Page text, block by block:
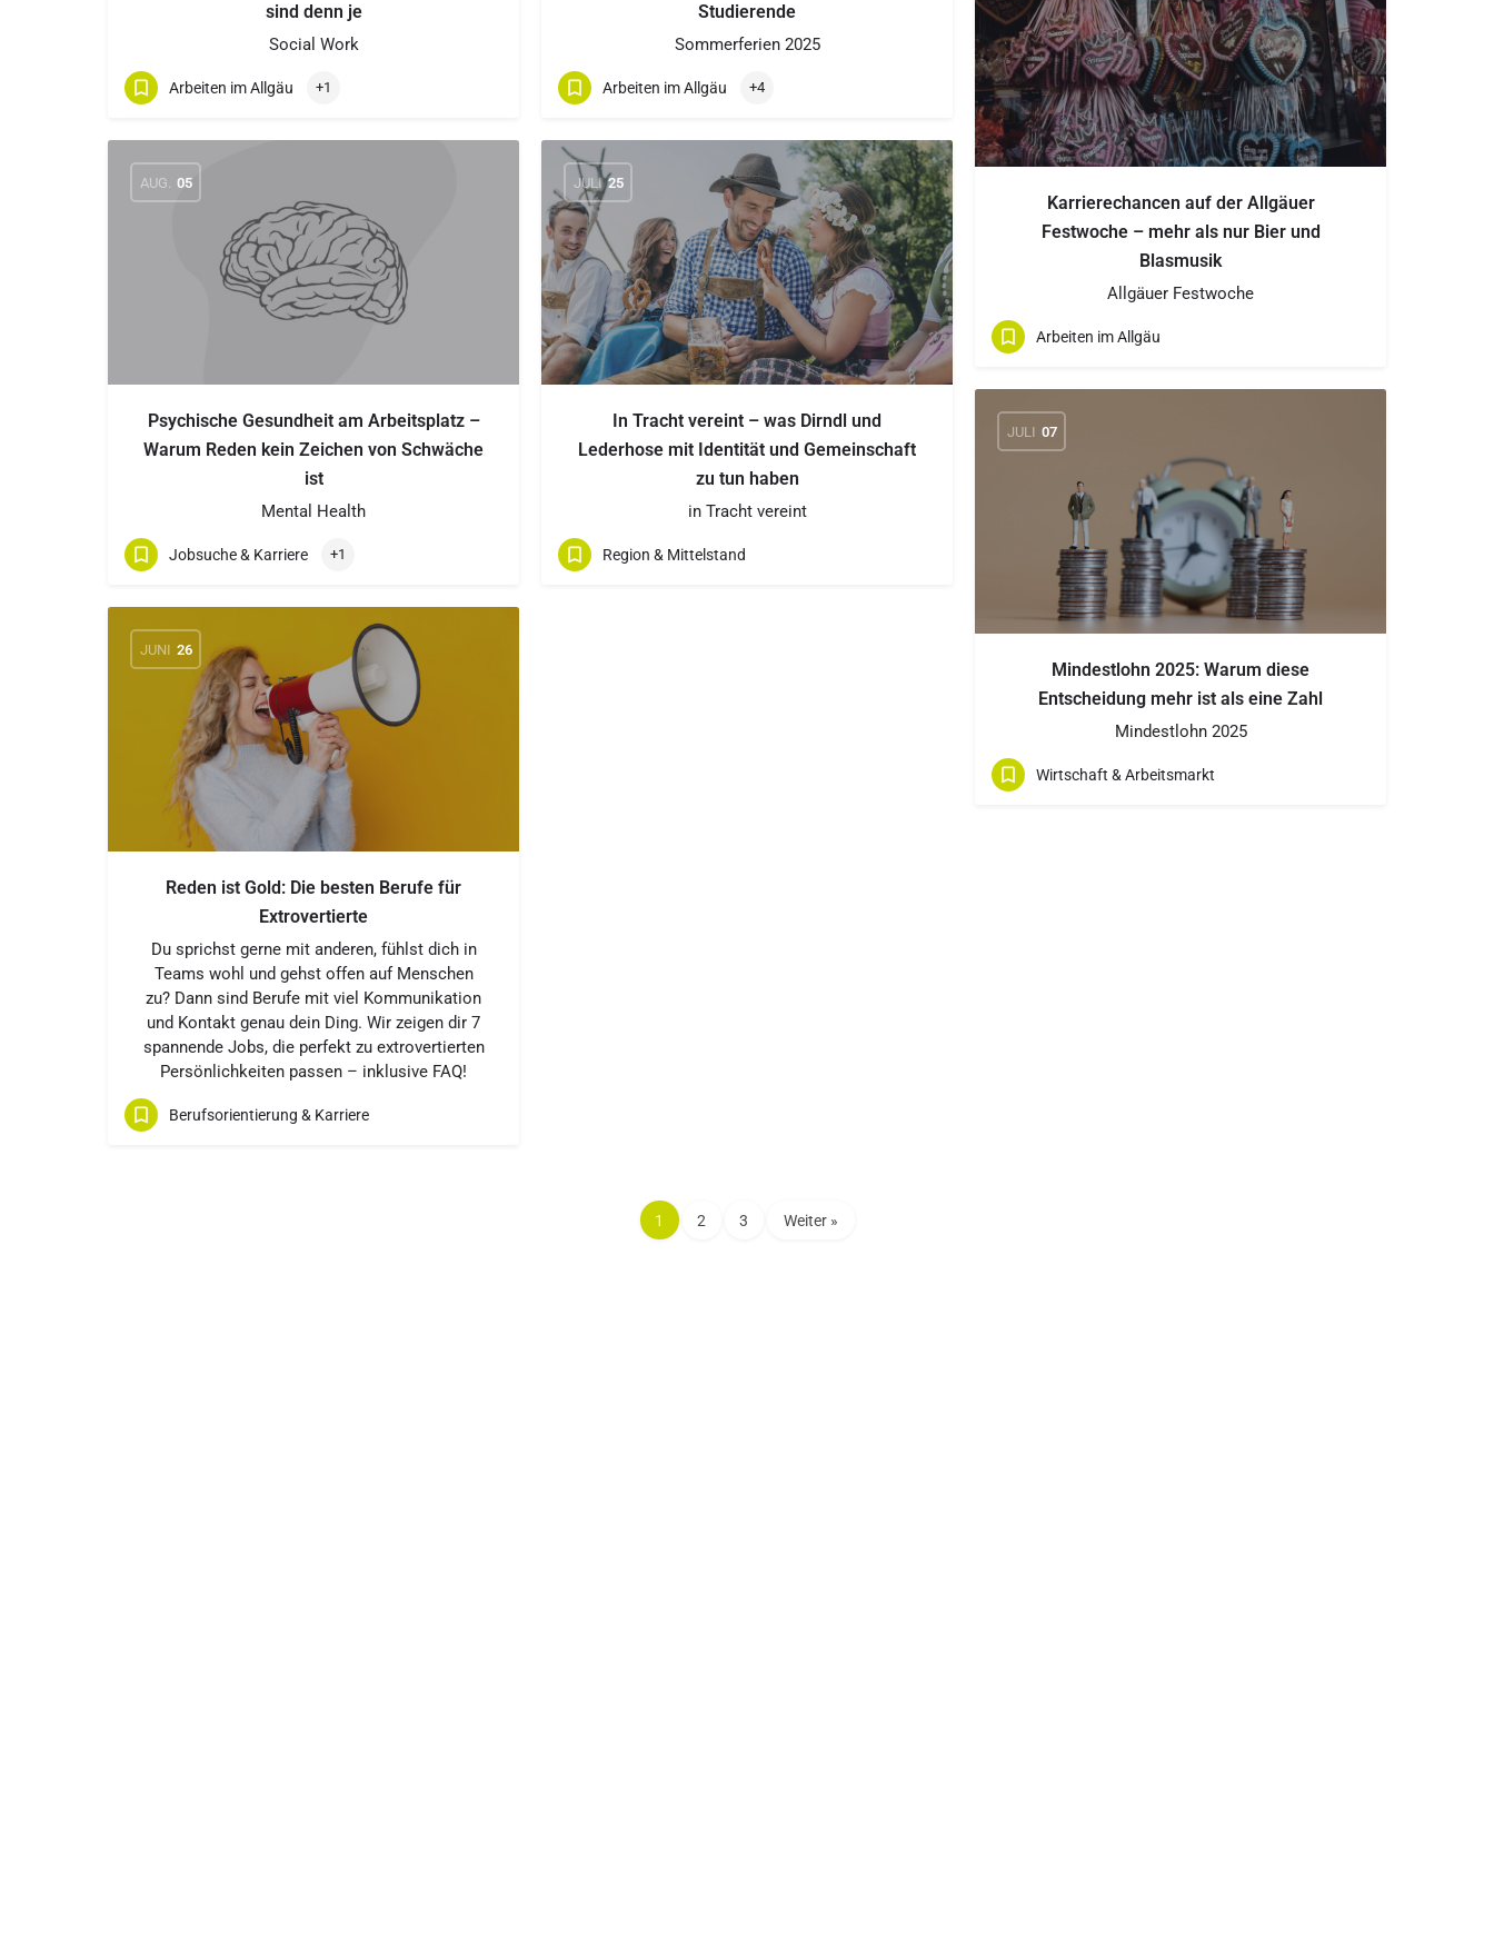
sind denn je
Social Work
Arbeiten im Allgäu +1
Studierende
Sommerferien 2025
Arbeiten im Allgäu +4
Karrierechancen auf der Allgäuer
Festwoche – mehr als nur Bier und
Blasmusik
Allgäuer Festwoche
Arbeiten im Allgäu
AUG. 05
Psychische Gesundheit am Arbeitsplatz –
Warum Reden kein Zeichen von Schwäche
ist
Mental Health
Jobsuche & Karriere +1
JULI 25
In Tracht vereint – was Dirndl und
Lederhose mit Identität und Gemeinschaft
zu tun haben
in Tracht vereint
Region & Mittelstand
JULI 07
Mindestlohn 2025: Warum diese
Entscheidung mehr ist als eine Zahl
Mindestlohn 2025
Wirtschaft & Arbeitsmarkt
JUNI 26
Reden ist Gold: Die besten Berufe für
Extrovertierte
Du sprichst gerne mit anderen, fühlst dich in
Teams wohl und gehst offen auf Menschen
zu? Dann sind Berufe mit viel Kommunikation
und Kontakt genau dein Ding. Wir zeigen dir 7
spannende Jobs, die perfekt zu extrovertierten
Persönlichkeiten passen – inklusive FAQ!
Berufsorientierung & Karriere
1 2 3 Weiter »